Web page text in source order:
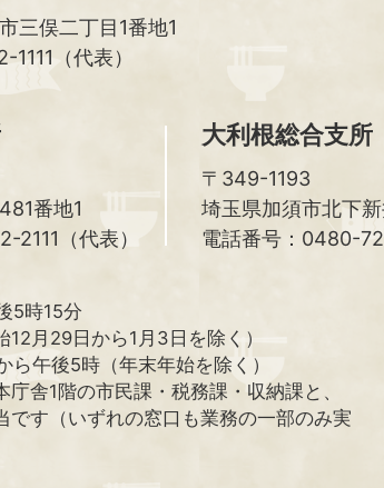
三俣二丁目1番地1
（代表）
番地1
（代表）
大利根総合支所
〒349-1193
埼玉県加須市北下
電話番号：0480-72-
5時15分
12月29日から1月3日を除く）
午後5時（年末年始を除く）
舎1階の市民課・税務課・収納課と、
です（いずれの窓口も業務の一部のみ実